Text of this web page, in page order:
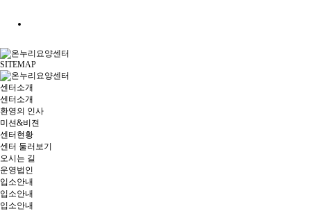
SITEMAP
센터소개
센터소개
환영의 인사
미션&비젼
센터현황
센터 둘러보기
오시는 길
운영법인
입소안내
입소안내
입소안내